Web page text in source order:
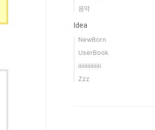
음악
Idea
NewBorn
UserBook
iiiiiiiiiiiiiii
Zzz